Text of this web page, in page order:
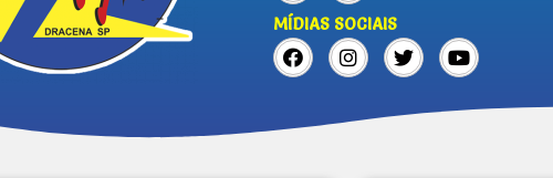
MÍDIAS SOCIAIS